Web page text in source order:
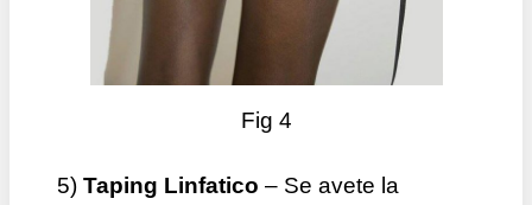
Fig 4
5) Taping Linfatico – Se avete la